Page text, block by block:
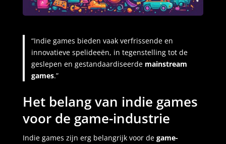
“Indie games bieden vaak verfrissende en
innovatieve spelideeën, in tegenstelling tot de
geslepen en gestandaardiseerde mainstream
games.”
Het belang van indie games
voor de game-industrie
Indie games zijn erg belangrijk voor de game-